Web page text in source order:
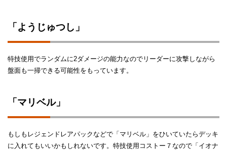
「ようじゅつし」
特技使用でランダムに2ダメージの能力なのでリーダーに攻撃しながら
盤面も一掃できる可能性をもっています。
「マリベル」
もしもレジェンドレアパックなどで「マリベル」をひいていたらデッキ
に入れてもいいかもしれないです。特技使用コストー７なので「イオナ